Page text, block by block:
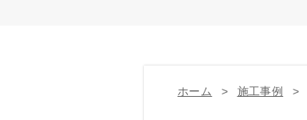
ホーム 施工事例